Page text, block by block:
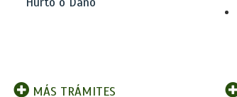
MÁS TRÁMITES